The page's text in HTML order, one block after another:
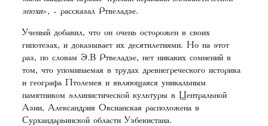
эпохи», - рассказал Ртвеладзе.
Ученый добавил, что он очень осторожен в своих
гипотезах, и доказывает их десятилетиями. Но на этот
раз, по словам Э.В Ртвеладзе, нет никаких сомнений в
том, что упоминаемая в трудах древнегреческого историка
и географа Птолемея и являющаяся уникальным
памятником эллинистической культуры в Центральной
Азии, Александрия Оксианская расположена в
Сурхандарьинской области Узбекистана.